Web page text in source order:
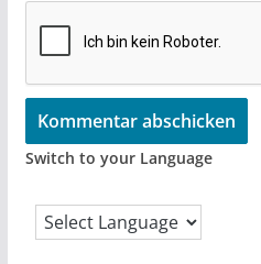
Switch to your Language